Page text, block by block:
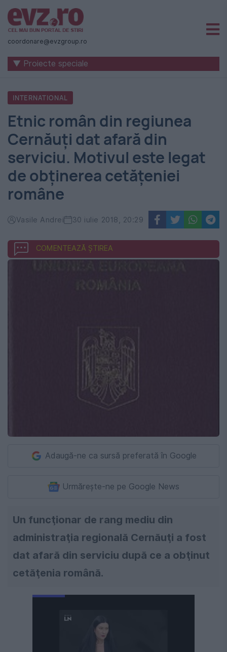
Știri
naționale
internaționale
România
-
Evenimentul
Zilei
coordonare@evzgroup.ro
▼ Proiecte speciale
INTERNATIONAL
Etnic român din regiunea
Cernăuţi dat afară din
serviciu. Motivul este legat
de obţinerea cetăţeniei
române
Vasile Andrei 30 iulie 2018, 20:29
COMENTEAZĂ ȘTIREA
Adaugă-ne ca sursă preferată în Google
Urmărește-ne pe Google News
Un funcţionar de rang mediu din
administraţia regională Cernăuţi a fost
dat afară din serviciu după ce a obţinut
cetăţenia română.